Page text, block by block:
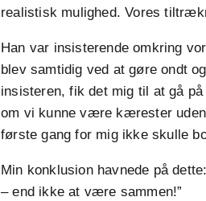
realistisk mulighed. Vores
Han var insisterende omkring
blev samtidig ved at gøre ondt
insisteren, fik det mig til at gå
om vi kunne være kærester
første gang for mig ikke skulle
Min konklusion havnede på
– end ikke at være sammen!”